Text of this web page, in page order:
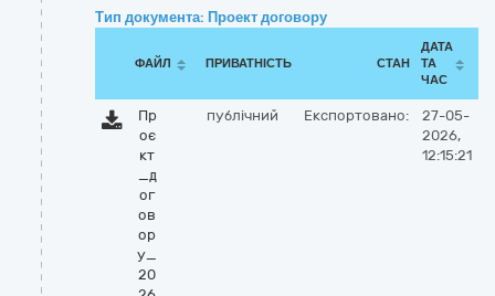
Тип документа: Проект договору
ФАЙЛ ПРИВАТНІСТЬ СТАН
ДАТА
ТА
ЧАС
Пр
оє
кт
_д
ог
ов
ор
у_
20
публічний Експортовано:
27-05-
2026,
12:15:21